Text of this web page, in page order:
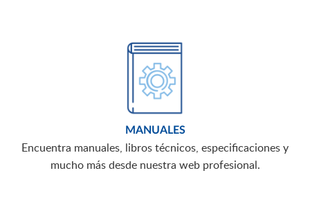
MANUALES
Encuentra manuales, libros técnicos, especificaciones y
mucho más desde nuestra web profesional.